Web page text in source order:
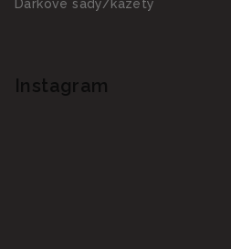
Dárkové sady/kazety
Instagram